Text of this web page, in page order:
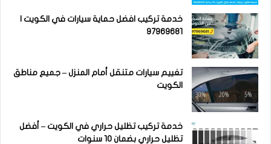
خدمة تركيب افضل حماية سيارات في الكويت |
97969681
تغييم سيارات متنقل أمام المنزل – جميع مناطق
الكويت
خدمة تركيب تظليل حراري في الكويت – أفضل
تظليل حراري بضمان 10 سنوات